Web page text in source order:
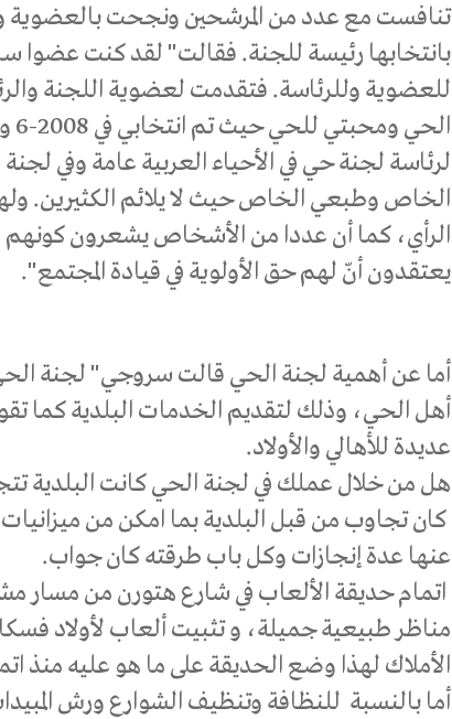
تنافست مع عدد من المرشحين ونجحت بالعضوية
بانتخابها رئيسة للجنة. فقالت" لقد كنت عضوا
للعضوية وللرئاسة. فتقدمت لعضوية اللجنة
لرئاسة لجنة حي في الأحياء العربية عامة وفي
الخاص وطبعي الخاص حيث لا يلائم الكثيرين.
الرأي، كما أن عددا من الأشخاص يشعرون كونهم
يعتقدون أنّ لهم حق الأولوية في قيادة المجتمع".
أما عن أهمية لجنة الحي قالت سروجي" لجنة
أهل الحي، وذلك لتقديم الخدمات البلدية كما
عديدة للأهالي والأولاد.
هل من خلال عملك في لجنة الحي كانت البلدية
كان تجاوب من قبل البلدية بما امكن من
عنها عدة إنجازات وكل باب طرقته كان جواب.
اتمام حديقة الألعاب في شارع هتورن من مسار
مناظر طبيعية جميلة، و تثبيت ألعاب لأولاد
الأملاك لهذا وضع الحديقة على ما هو عليه منذ
أما بالنسبة للنظافة وتنظيف الشوارع ورش